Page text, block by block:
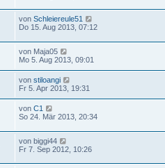
von Schleiereule51
Do 15. Aug 2013, 07:12
von Maja05
Mo 5. Aug 2013, 09:01
von stiloangi
Fr 5. Apr 2013, 19:31
von C1
So 24. Mär 2013, 20:34
von biggi44
Fr 7. Sep 2012, 10:26